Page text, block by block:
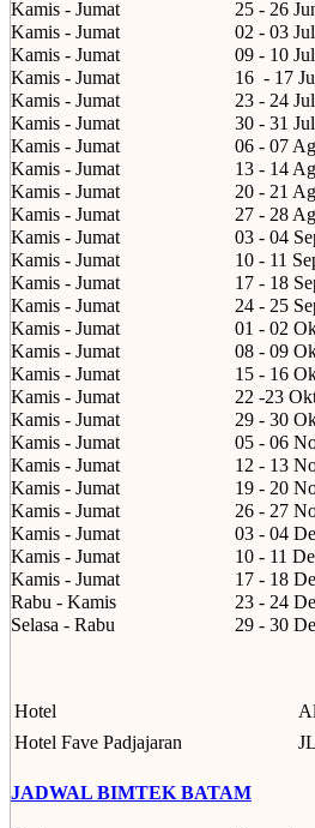
Kamis - Jumat
25 - 26
Kamis - Jumat
02 - 03
Kamis - Jumat
09 - 10
Kamis - Jumat
16 - 17
Kamis - Jumat
23 - 24
Kamis - Jumat
30 - 31
Kamis - Jumat
06 - 07
Kamis - Jumat
13 - 14
Kamis - Jumat
20 - 21
Kamis - Jumat
27 - 28
Kamis - Jumat
03 - 04
Kamis - Jumat
10 - 11
Kamis - Jumat
17 - 18
Kamis - Jumat
24 - 25
Kamis - Jumat
01 - 02
Kamis - Jumat
08 - 09
Kamis - Jumat
15 - 16
Kamis - Jumat
22 -23
Kamis - Jumat
29 - 30
Kamis - Jumat
05 - 06
Kamis - Jumat
12 - 13
Kamis - Jumat
19 - 20
Kamis - Jumat
26 - 27
Kamis - Jumat
03 - 04
Kamis - Jumat
10 - 11
Kamis - Jumat
17 - 18
Rabu - Kamis
23 - 24
Selasa - Rabu
29 - 30
Hotel
Hotel Fave Padjajaran
JADWAL BIMTEK BATAM